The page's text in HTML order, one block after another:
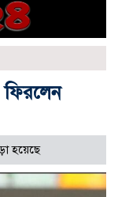
ফিরলেন
হয়েছে